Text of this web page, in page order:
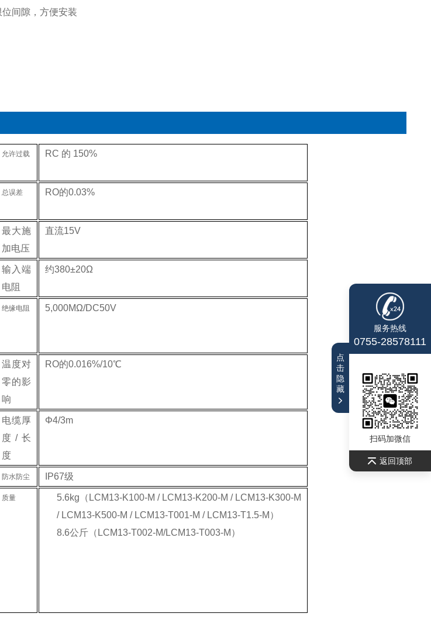
位间隙，方便安装
允许过载 RC 的 150%
总误差 RO的0.03%
最大施
加电压
直流15V
输入端
电阻
约380±20Ω
绝缘电阻 5,000MΩ/DC50V
温度对
零的影
响
RO的0.016%/10℃
电缆厚
度/长
度
Φ4/3m
防水防尘 IP67级
质量
5.6kg（LCM13-K100-M / LCM13-K200-M / LCM13-K300-M
/ LCM13-K500-M / LCM13-T001-M / LCM13-T1.5-M）
8.6公斤（LCM13-T002-M/LCM13-T003-M）
服务热线
0755-28578111
扫码加微信
返回顶部
点
击
隐
藏